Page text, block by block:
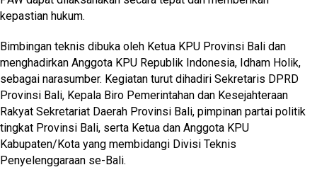
kepastian hukum.
Bimbingan teknis dibuka oleh Ketua KPU Provinsi Bali dan
menghadirkan Anggota KPU Republik Indonesia, Idham Holik,
sebagai narasumber. Kegiatan turut dihadiri Sekretaris DPRD
Provinsi Bali, Kepala Biro Pemerintahan dan Kesejahteraan
Rakyat Sekretariat Daerah Provinsi Bali, pimpinan partai politik
tingkat Provinsi Bali, serta Ketua dan Anggota KPU
Kabupaten/Kota yang membidangi Divisi Teknis
Penyelenggaraan se-Bali.